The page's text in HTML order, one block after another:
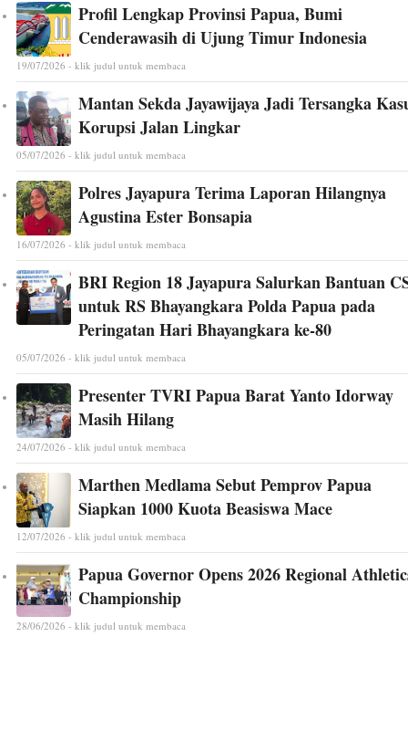
Profil Lengkap Provinsi Papua, Bumi
Cenderawasih di Ujung Timur Indonesia
19/07/2026 - klik judul untuk membaca
Mantan Sekda Jayawijaya Jadi Tersangka
Korupsi Jalan Lingkar
05/07/2026 - klik judul untuk membaca
Polres Jayapura Terima Laporan Hilangnya
Agustina Ester Bonsapia
16/07/2026 - klik judul untuk membaca
BRI Region 18 Jayapura Salurkan Bantuan
untuk RS Bhayangkara Polda Papua pada
Peringatan Hari Bhayangkara ke-80
05/07/2026 - klik judul untuk membaca
Presenter TVRI Papua Barat Yanto Idorway
Masih Hilang
24/07/2026 - klik judul untuk membaca
Marthen Medlama Sebut Pemprov Papua
Siapkan 1000 Kuota Beasiswa Mace
12/07/2026 - klik judul untuk membaca
Papua Governor Opens 2026 Regional
Championship
28/06/2026 - klik judul untuk membaca